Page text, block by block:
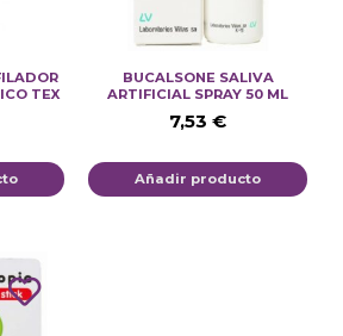
TEX
BUCALSONE SALIVA
ARTIFICIAL SPRAY 50 ML
7,53 €
Añadir producto